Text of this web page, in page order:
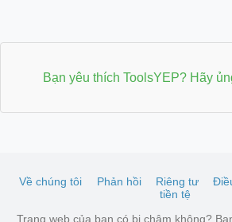
Bạn yêu thích ToolsYEP? Hãy
Về chúng tôi Phản hồi Riêng tư
tiền tệ
Trang web của bạn có bị chậm không?